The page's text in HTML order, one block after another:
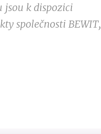
jsou k dispozici
společnosti BEWIT,